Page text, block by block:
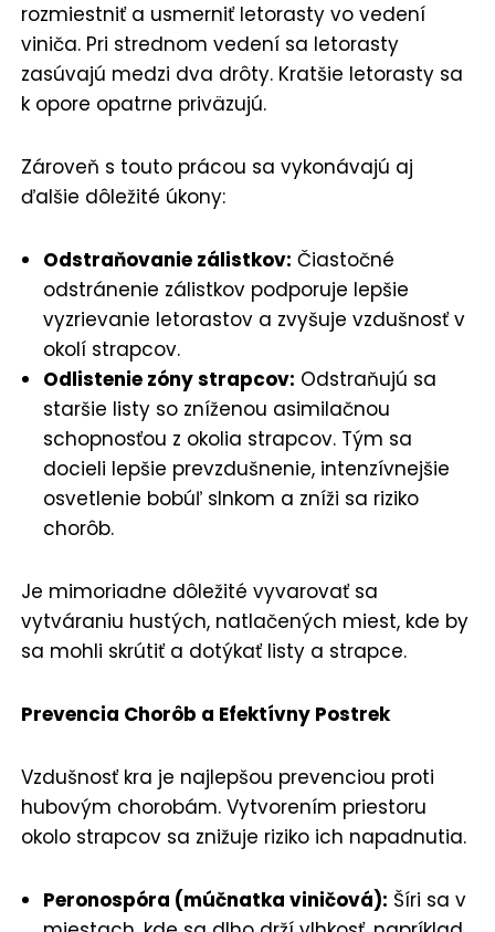
rozmiestniť a usmerniť letorasty vo vedení
viniča. Pri strednom vedení sa letorasty
zasúvajú medzi dva drôty. Kratšie letorasty sa
k opore opatrne priväzujú.
Zároveň s touto prácou sa vykonávajú aj
ďalšie dôležité úkony:
Odstraňovanie zálistkov: Čiastočné
odstránenie zálistkov podporuje lepšie
vyzrievanie letorastov a zvyšuje vzdušnosť v
okolí strapcov.
Odlistenie zóny strapcov: Odstraňujú sa
staršie listy so zníženou asimilačnou
schopnosťou z okolia strapcov. Tým sa
docieli lepšie prevzdušnenie, intenzívnejšie
osvetlenie bobúľ slnkom a zníži sa riziko
chorôb.
Je mimoriadne dôležité vyvarovať sa
vytváraniu hustých, natlačených miest, kde by
sa mohli skrútiť a dotýkať listy a strapce.
Prevencia Chorôb a Efektívny Postrek
Vzdušnosť kra je najlepšou prevenciou proti
hubovým chorobám. Vytvorením priestoru
okolo strapcov sa znižuje riziko ich napadnutia.
Peronospóra (múčnatka viničová): Šíri sa v